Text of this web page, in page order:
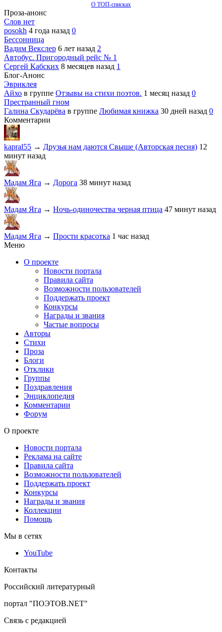
О ТОП-списках
Проза-анонс
Слов нет
posokh 4 года назад 0
Бессонница
Вадим Векслер 6 лет назад 2
Автобус. Пригородный рейс № 1
Сергей Кабских 8 месяцев назад 1
Блог-Анонс
Эвриклея
Айхо в группе Отзывы на стихи поэтов. 1 месяц назад 0
Престранный гном
Галина Скударёва в группе Любимая книжка 30 дней назад 0
Комментарии
kapral55 → Друзья нам даются Свыше (Авторская песня) 12
минут назад
Мадам Яга → Дорога 38 минут назад
Мадам Яга → Ночь-одиночества черная птица 47 минут назад
Мадам Яга → Прости красотка 1 час назад
Меню
О проекте
Новости портала
Правила сайта
Возможности пользователей
Поддержать проект
Конкурсы
Награды и звания
Частые вопросы
Авторы
Стихи
Проза
Блоги
Отклики
Группы
Поздравления
Энциклопедия
Комментарии
Форум
О проекте
Новости портала
Реклама на сайте
Правила сайта
Возможности пользователей
Поддержать проект
Конкурсы
Награды и звания
Коллекции
Помощь
Мы в сетях
YouTube
Контакты
Российский литературный
портал "ПОЭТОВ.NET"
Связь с редакцией